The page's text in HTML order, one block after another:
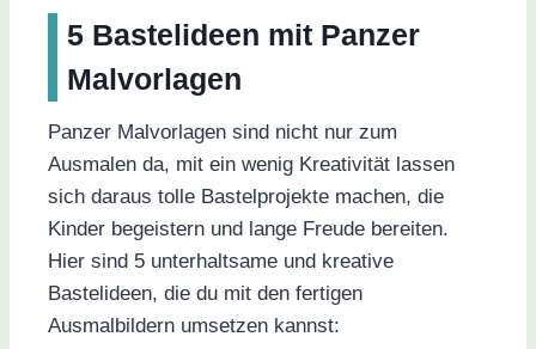
5 Bastelideen mit Panzer
Malvorlagen
Panzer Malvorlagen sind nicht nur zum
Ausmalen da, mit ein wenig Kreativität lassen
sich daraus tolle Bastelprojekte machen, die
Kinder begeistern und lange Freude bereiten.
Hier sind 5 unterhaltsame und kreative
Bastelideen, die du mit den fertigen
Ausmalbildern umsetzen kannst: